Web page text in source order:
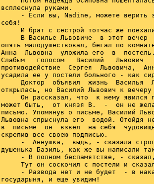
всплеснула руками.
- Если вы, Nadine, можете верить
себя!
И брат с сестрой тотчас же
В Василье Львовиче  в этот вечер
опять малодушествовал, бегал по
Анна  Львовна  уложила его  в
Слабым   голосом   Василий   Львович
противодействие  Сергея  Львовича,
усадила ее у постели больного - как
Доктор  объявил  жизнь  Василья
открылась, но Василий Львович к
Он рассказал, что  к нему явился
может быть,  от князя В.  -  он не
письмо. Упомянув о письме, Василий
Львовна спрыснула его  водой. Отойдя
в  письме  он  взвел  на себя
скрепив все своею подписью.
-  Аннушка,  выдь, - сказала
душенька Базиль, как же вы написали
- В полном беспамятстве, -
Тут он соскочил с постели и
- Развода нет и не будет  - в
государыня, и еще увидим!